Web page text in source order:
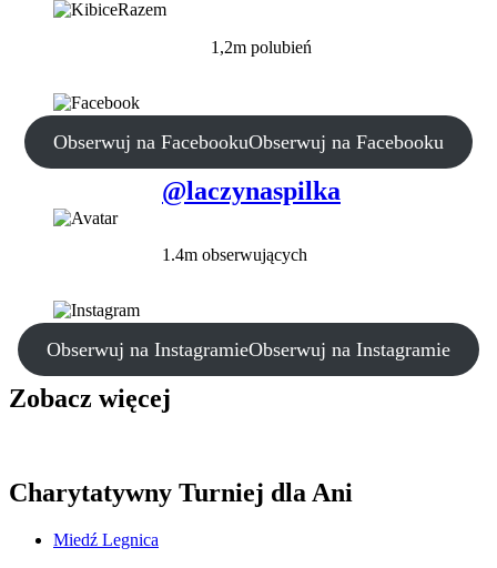
1,2m polubień
Obserwuj na FacebookuObserwuj na Facebooku
@laczynaspilka
1.4m obserwujących
Obserwuj na InstagramieObserwuj na Instagramie
Zobacz więcej
Charytatywny Turniej dla Ani
Miedź Legnica